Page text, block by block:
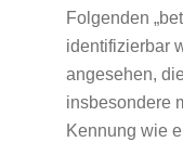
Folgenden
identifizierbar
angesehen,
insbesondere
Kennung wie